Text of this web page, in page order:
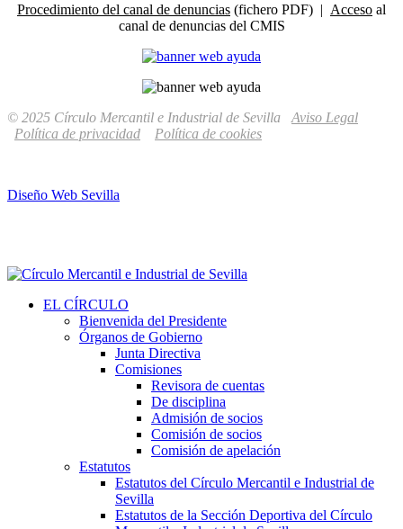
Procedimiento del canal de denuncias (fichero PDF) | Acceso al
canal de denuncias del CMIS
© 2025 Círculo Mercantil e Industrial de Sevilla Aviso Legal
Política de privacidad
Política de cookies
Diseño Web Sevilla
EL CÍRCULO
Bienvenida del Presidente
Órganos de Gobierno
Junta Directiva
Comisiones
Revisora de cuentas
De disciplina
Admisión de socios
Comisión de socios
Comisión de apelación
Estatutos
Estatutos del Círculo Mercantil e Industrial de
Sevilla
Estatutos de la Sección Deportiva del Círculo